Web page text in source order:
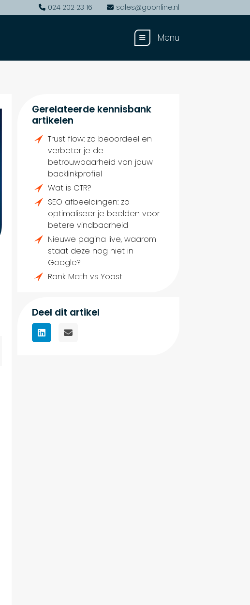
024 202 23 16 sales@goonline.nl
Menu
Gerelateerde kennisbank
artikelen
Trust flow: zo beoordeel en
verbeter je de
betrouwbaarheid van jouw
backlinkprofiel
Wat is CTR?
SEO afbeeldingen: zo
optimaliseer je beelden voor
betere vindbaarheid
Nieuwe pagina live, waarom
staat deze nog niet in
Google?
Rank Math vs Yoast
Deel dit artikel